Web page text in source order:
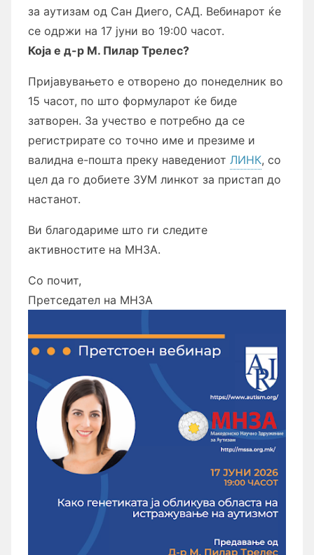
за аутизам од Сан Диего, САД. Вебинарот ќе
се одржи на 17 јуни во 19:00 часот.
Која е д-р М. Пилар Трелес?
Пријавувањето е отворено до понеделник во
15 часот, по што формуларот ќе биде
затворен. За учество е потребно да се
регистрирате со точно име и презиме и
валидна е-пошта преку наведениот ЛИНК, со
цел да го добиете ЗУМ линкот за пристап до
настанот.
Ви благодариме што ги следите
активностите на МНЗА.
Со почит,
Претседател на МНЗА